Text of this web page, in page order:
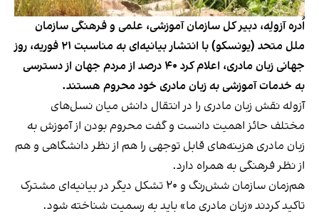
اُدره آزولِه، دبیر کل سازمان آموزشی، علمی و فرهنگی سازمان
ملل متحد (یونسکو) با انتشار بیانیه‌ای به مناسبت ۲۱ فوریه، روز
جهانی زبان مادری، اعلام کرد ۴۰ درصد از مردم جهان از دسترسی
به خدمات آموزشی به زبان مادری خود محروم هستند.
آزوله نقش زبان مادری را در انتقال دانش میان نسل‌های
مختلف حائز اهمیت دانست و گفت محروم بودن از آموزش به
زبان مادری هزینه‌های قابل توجهی را هم از نظر دانشگاهی و هم
از نظر فرهنگی به همراه دارد.
هم‌زمان سازمان شش‌رنگ و ۲۰ تشکل دیگر در بیانیه‌ای مشترک
تاکید کردند«زبان مادری ما» باید به رسمیت شناخته شود.